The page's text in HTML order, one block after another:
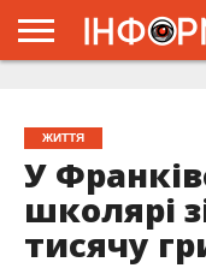
ЖИТТЯ
У
школярі
тисячу